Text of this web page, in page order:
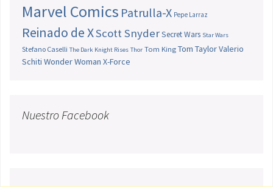
Marvel Comics Patrulla-X Pepe Larraz
Reinado de XScott SnyderSecret Wars Star Wars
Stefano Caselli The Dark Knight Rises Thor Tom King Tom TaylorValerio
Schiti Wonder Woman X-Force
Nuestro Facebook